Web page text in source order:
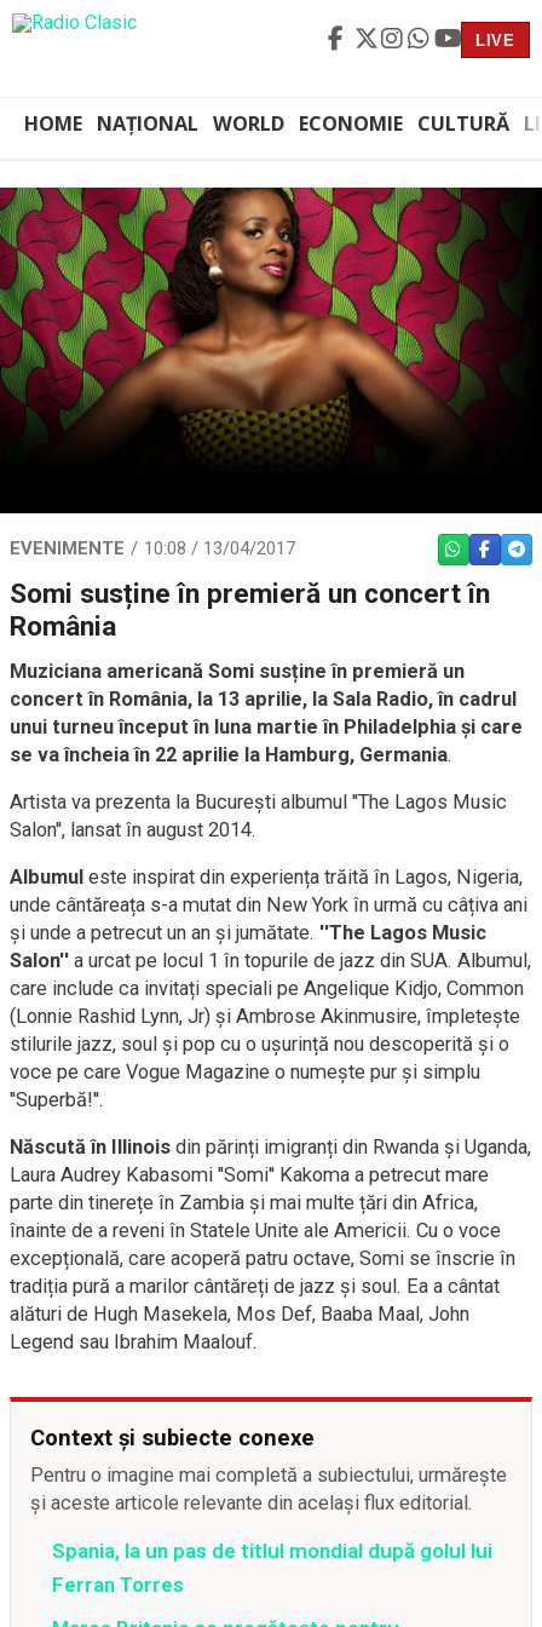
LIVE
HOME NAȚIONAL WORLD ECONOMIE CULTURĂ
EVENIMENTE 10:08 / 13/04/2017 WHATSAPP
Somi susține în premieră un concert în
România
Muziciana americană Somi susține în premieră un
concert în România, la 13 aprilie, la Sala Radio, în cadrul
unui turneu început în luna martie în Philadelphia și care
se va încheia în 22 aprilie la Hamburg, Germania.
Artista va prezenta la București albumul ''The Lagos Music
Salon'', lansat în august 2014.
Albumul este inspirat din experiența trăită în Lagos, Nigeria,
unde cântăreața s-a mutat din New York în urmă cu câțiva ani
și unde a petrecut un an și jumătate. ''The Lagos Music
Salon'' a urcat pe locul 1 în topurile de jazz din SUA. Albumul,
care include ca invitați speciali pe Angelique Kidjo, Common
(Lonnie Rashid Lynn, Jr) și Ambrose Akinmusire, împletește
stilurile jazz, soul și pop cu o ușurință nou descoperită și o
voce pe care Vogue Magazine o numește pur și simplu
''Superbă!''.
Născută în Illinois din părinți imigranți din Rwanda și Uganda,
Laura Audrey Kabasomi ''Somi'' Kakoma a petrecut mare
parte din tinerețe în Zambia și mai multe țări din Africa,
înainte de a reveni în Statele Unite ale Americii. Cu o voce
excepțională, care acoperă patru octave, Somi se înscrie în
tradiția pură a marilor cântăreți de jazz și soul. Ea a cântat
alături de Hugh Masekela, Mos Def, Baaba Maal, John
Legend sau Ibrahim Maalouf.
Context și subiecte conexe
Pentru o imagine mai completă a subiectului, urmărește
și aceste articole relevante din același flux editorial.
Spania, la un pas de titlul mondial după golul lui
Ferran Torres